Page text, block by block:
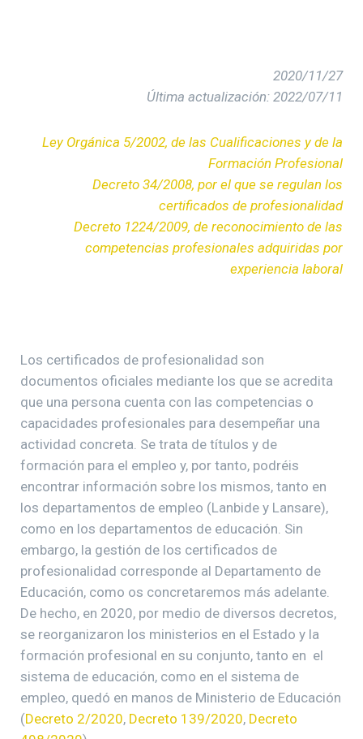
2020/11/27
Última actualización: 2022/07/11
Ley Orgánica 5/2002, de las Cualificaciones y de la
Formación Profesional
Decreto 34/2008, por el que se regulan los
certificados de profesionalidad
Decreto 1224/2009, de reconocimiento de las
competencias profesionales adquiridas por
experiencia laboral
Los certificados de profesionalidad son
documentos oficiales mediante los que se acredita
que una persona cuenta con las competencias o
capacidades profesionales para desempeñar una
actividad concreta. Se trata de títulos y de
formación para el empleo y, por tanto, podréis
encontrar información sobre los mismos, tanto en
los departamentos de empleo (Lanbide y Lansare),
como en los departamentos de educación. Sin
embargo, la gestión de los certificados de
profesionalidad corresponde al Departamento de
Educación, como os concretaremos más adelante.
De hecho, en 2020, por medio de diversos decretos,
se reorganizaron los ministerios en el Estado y la
formación profesional en su conjunto, tanto en el
sistema de educación, como en el sistema de
empleo, quedó en manos de Ministerio de Educación
(Decreto 2/2020, Decreto 139/2020, Decreto